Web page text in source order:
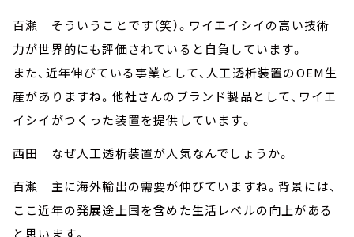
百瀬 そういうことです（笑）。ワイエイシイの高い技術
力が世界的にも評価されていると自負しています。
また、近年伸びている事業として、人工透析装置のOEM生
産がありますね。他社さんのブランド製品として、ワイエ
イシイがつくった装置を提供しています。
西田 なぜ人工透析装置が人気なんでしょうか。
百瀬 主に海外輸出の需要が伸びていますね。背景には、
ここ近年の発展途上国を含めた生活レベルの向上がある